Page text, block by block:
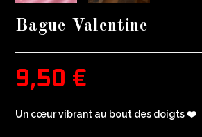
Bague Valentine
9,50 €
Un cœur vibrant au bout des doigts ❤️